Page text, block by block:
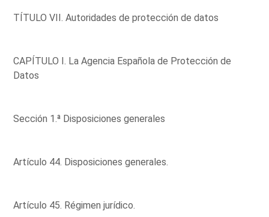
TÍTULO VII. Autoridades de protección de datos
CAPÍTULO I. La Agencia Española de Protección de
Datos
Sección 1.ª Disposiciones generales
Artículo 44. Disposiciones generales.
Artículo 45. Régimen jurídico.